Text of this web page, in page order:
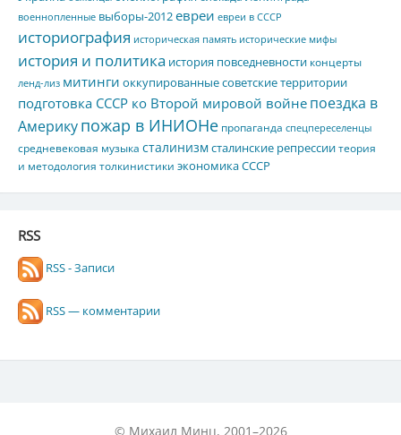
военнопленные выборы-2012евреи евреи в СССР
историография историческая память исторические мифы
история и политика история повседневности концерты
ленд-лиз митинги оккупированные советские территории
подготовка СССР ко Второй мировой войнепоездка в
Америкупожар в ИНИОНе пропаганда спецпереселенцы
средневековая музыка сталинизмсталинские репрессиитеория
и методология толкинистики экономика СССР
RSS
RSS - Записи
RSS — комментарии
© Михаил Минц, 2001–2026